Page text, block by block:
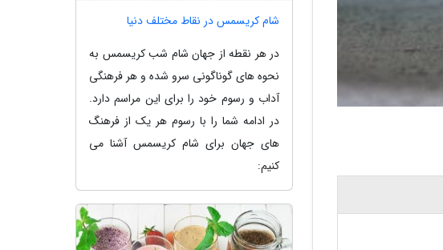
شام کریسمس در نقاط مختلف دنیا
در هر نقطه از جهان شام شب کریسمس به
نحوه های گوناگونی سرو شده و هر فرهنگی
آداب و رسوم خود را برای این مراسم دارد.
در ادامه شما را با رسوم هر یک از فرهنگ
های جهان برای شام کریسمس آشنا می
کنیم: